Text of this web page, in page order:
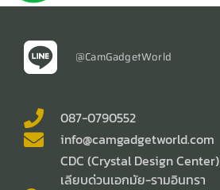
@CamGadgetWorld
087-0790552
info@camgadgetworld.com
CDC (Crystal Design Center)
เลียบด่วนเอกมัย-รามอินทรา